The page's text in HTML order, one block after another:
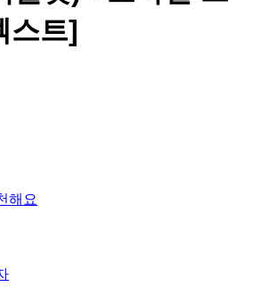
스트]
해요